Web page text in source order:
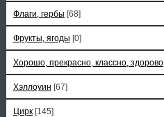
Флаги, гербы [68]
Фрукты, ягоды [0]
Хорошо, прекрасно, классно, здорово
Хэллоуин [67]
Цирк [145]